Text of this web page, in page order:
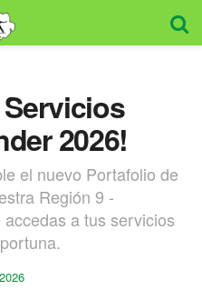
Servicios
2026!
el nuevo Portafolio de
Región 9 -
a tus servicios